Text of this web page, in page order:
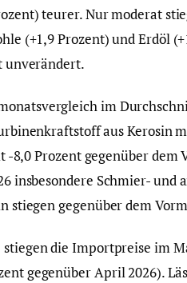
teurer. Nur moderat
(+1,9 Prozent) und Erdöl
unverändert.
im
aus Kerosin
Prozent gegenüber dem
insbesondere Schmier- und
stiegen gegenüber dem
die Importpreise im
gegenüber April 2026).